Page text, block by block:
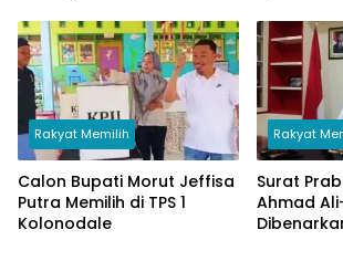
Rakyat Memilih
Calon Bupati Morut Jeffisa
Putra Memilih di TPS 1
Kolonodale
Rakyat
Surat
Ahmad